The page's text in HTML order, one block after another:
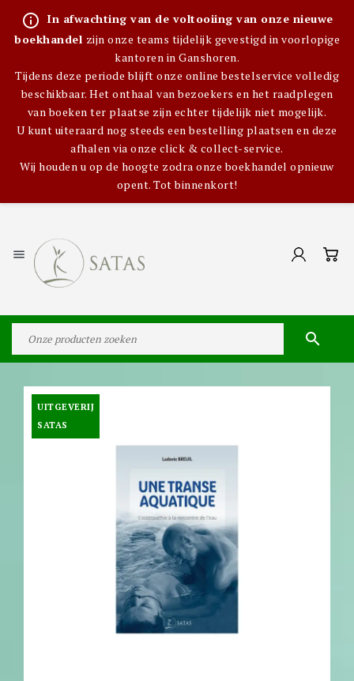
info_outline In afwachting van de voltooiing van onze nieuwe
boekhandel zijn onze teams tijdelijk gevestigd in voorlopige
kantoren in Ganshoren.
Tijdens deze periode blijft onze online bestelservice volledig
beschikbaar. Het onthaal van bezoekers en het raadplegen
van boeken ter plaatse zijn echter tijdelijk niet mogelijk.
U kunt uiteraard nog steeds een bestelling plaatsen en deze
afhalen via onze click & collect-service.
Wij houden u op de hoogte zodra onze boekhandel opnieuw
opent. Tot binnenkort!


UITGEVERIJ
SATAS